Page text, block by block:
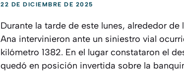
22 DE DICIEMBRE DE 2025
Durante la tarde de este lunes, alrededor
Ana intervinieron ante un siniestro vial
kilómetro 1382. En el lugar constataron el
quedó en posición invertida sobre la